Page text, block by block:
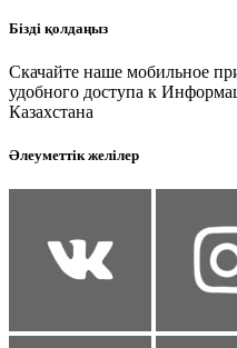
Бізді қолдаңыз
Скачайте наше мобильное
удобного доступа к
Казахстана
Әлеуметтік желілер